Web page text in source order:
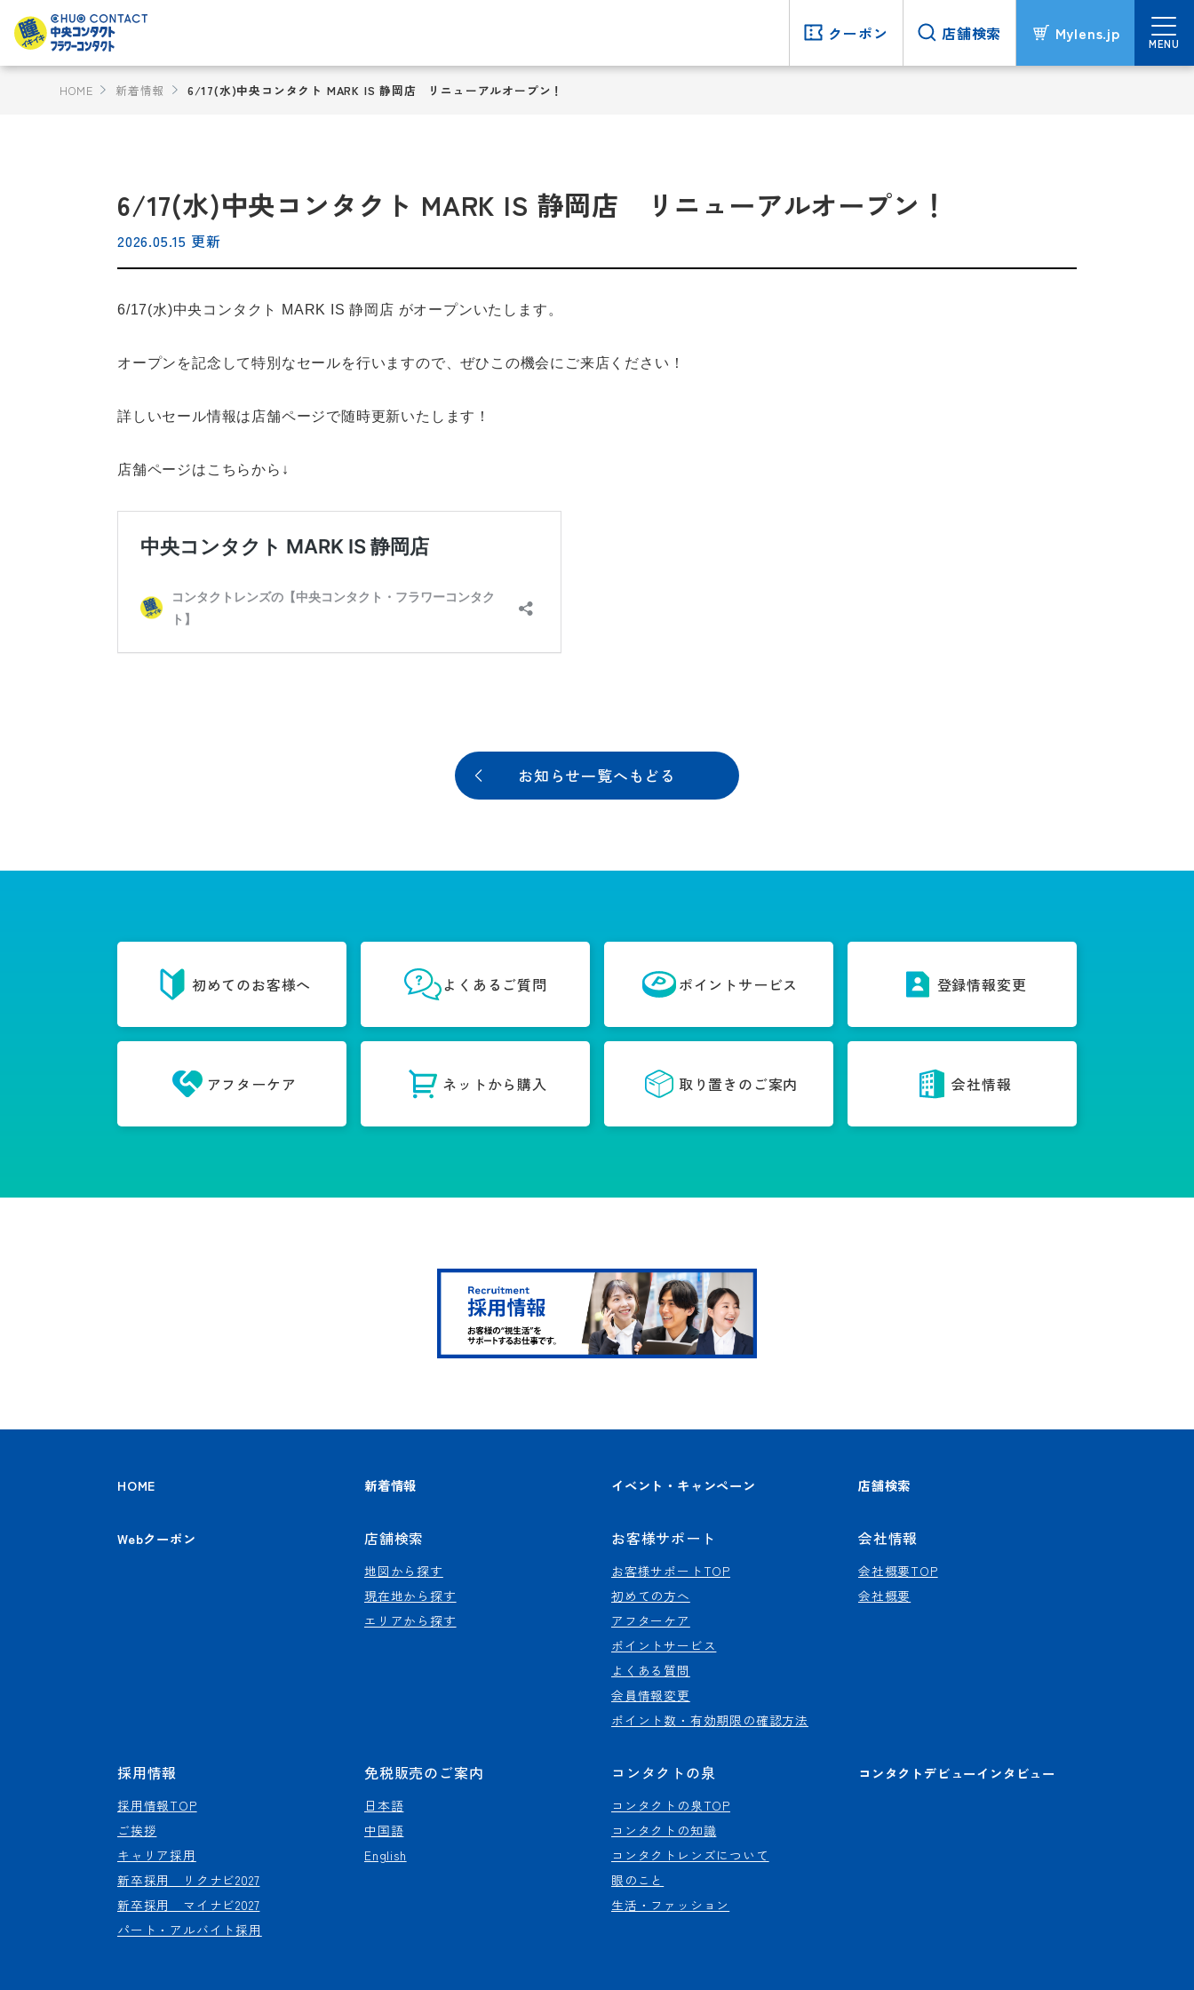
クーポン 店舗検索 Mylens.jp
MENU
HOME 新着情報 6/17(水)中央コンタクト MARK IS 静岡店 リニューアルオープン！
6/17(水)中央コンタクト MARK IS 静岡店 リニューアルオープン！
2026.05.15 更新
6/17(水)中央コンタクト MARK IS 静岡店 がオープンいたします。
オープンを記念して特別なセールを行いますので、ぜひこの機会にご来店ください！
詳しいセール情報は店舗ページで随時更新いたします！
店舗ページはこちらから↓
お知らせ一覧へもどる
初めてのお客様へ よくあるご質問 ポイントサービス 登録情報変更
アフターケア ネットから購入 取り置きのご案内 会社情報
HOME 新着情報 イベント・キャンペーン 店舗検索
Webクーポン 店舗検索
地図から探す
現在地から探す
エリアから探す
お客様サポート
お客様サポートTOP
初めての方へ
アフターケア
ポイントサービス
よくある質問
会員情報変更
ポイント数・有効期限の確認方法
会社情報
会社概要TOP
会社概要
採用情報
採用情報TOP
ご挨拶
キャリア採用
新卒採用 リクナビ2027
新卒採用 マイナビ2027
パート・アルバイト採用
免税販売のご案内
日本語
中国語
English
コンタクトの泉
コンタクトの泉TOP
コンタクトの知識
コンタクトレンズについて
眼のこと
生活・ファッション
コンタクトデビューインタビュー
クーポン 店舗検索 Mylens.jp
MENU